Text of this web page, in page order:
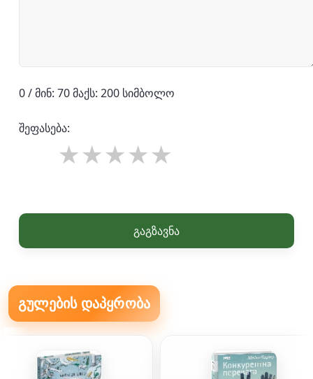
0 / მინ: 70 მაქს: 200 სიმბოლო
შეფასება:
გაგზავნა
გულების დაპყრობა